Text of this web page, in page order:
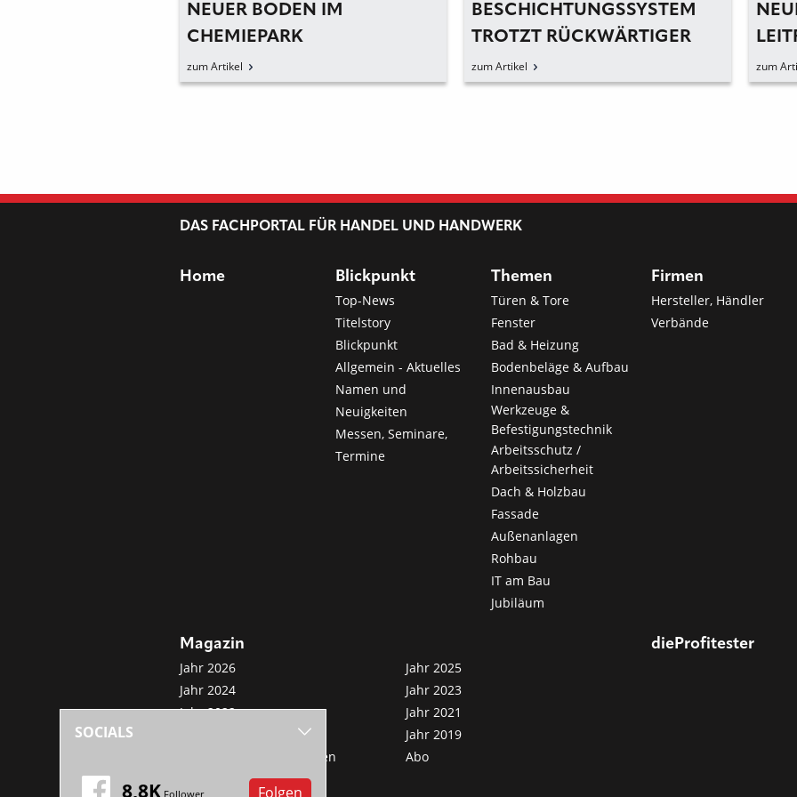
NEUER BODEN IM
CHEMIEPARK
zum Artikel
BESCHICHTUNGSSYSTEM
TROTZT RÜCKWÄRTIGER
FEUCHTE UND ÜBERBRÜCKT
RISSE
zum Artikel zum
DAS FACHPORTAL FÜR HANDEL UND HANDWERK
Home Blickpunkt
Top-News
Titelstory
Blickpunkt
Allgemein - Aktuelles
Namen und
Neuigkeiten
Messen, Seminare,
Termine
Themen
Türen & Tore
Fenster
Bad & Heizung
Bodenbeläge & Aufbau
Innenausbau
Werkzeuge &
Befestigungstechnik
Arbeitsschutz /
Arbeitssicherheit
Dach & Holzbau
Fassade
Außenanlagen
Rohbau
IT am Bau
Jubiläum
Firmen
Hersteller, Händler
Verbände
Magazin
Jahr 2026
Jahr 2025
Jahr 2024
Jahr 2023
Jahr 2022
Jahr 2021
Jahr 2019
Sonderveröffentlichungen
Abo
dieProfitester
SOCIALS
8,8K Follower Folgen